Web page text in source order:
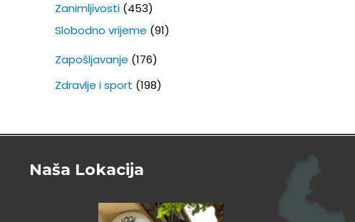
Zanimljivosti(453)
Slobodno vrijeme (91)
Zapošljavanje (176)
Zdravlje i sport (198)
Naša Lokacija